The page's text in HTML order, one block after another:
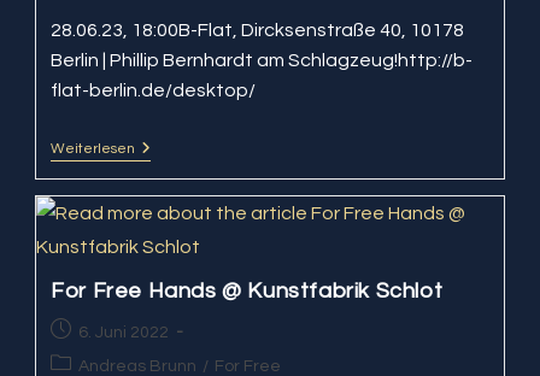
28.06.23, 18:00B-Flat, Dircksenstraße 40, 10178
Berlin | Phillip Bernhardt am Schlagzeug!http://b-
flat-berlin.de/desktop/
Weiterlesen Balka
Eröffnung
B-
Session
For Free Hands @ Kunstfabrik Schlot
Beitrag
veröffentlicht:
6. Juni 2022
Beitrags-
Andreas Brunn / For Free